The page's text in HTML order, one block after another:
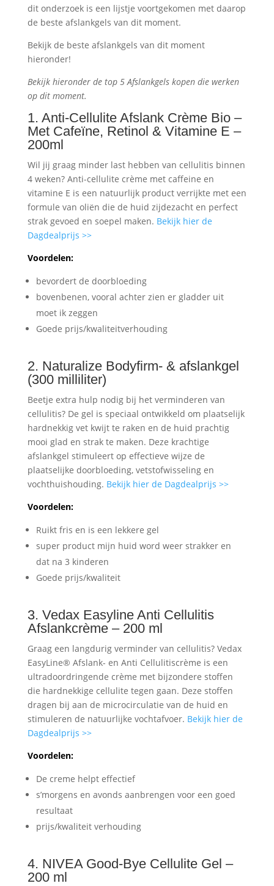
dit onderzoek is een lijstje voortgekomen met daarop
de beste afslankgels van dit moment.
Bekijk de beste afslankgels van dit moment
hieronder!
Bekijk hieronder de top 5 Afslankgels kopen die werken
op dit moment.
1. Anti-Cellulite Afslank Crème Bio –
Met Cafeïne, Retinol & Vitamine E –
200ml
Wil jij graag minder last hebben van cellulitis binnen
4 weken? Anti-cellulite crème met caffeine en
vitamine E is een natuurlijk product verrijkte met een
formule van oliën die de huid zijdezacht en perfect
strak gevoed en soepel maken. Bekijk hier de
Dagdealprijs >>
Voordelen:
bevordert de doorbloeding
bovenbenen, vooral achter zien er gladder uit
moet ik zeggen
Goede prijs/kwaliteitverhouding
2. Naturalize Bodyfirm- & afslankgel
(300 milliliter)
Beetje extra hulp nodig bij het verminderen van
cellulitis? De gel is speciaal ontwikkeld om plaatselijk
hardnekkig vet kwijt te raken en de huid prachtig
mooi glad en strak te maken. Deze krachtige
afslankgel stimuleert op effectieve wijze de
plaatselijke doorbloeding, vetstofwisseling en
vochthuishouding. Bekijk hier de Dagdealprijs >>
Voordelen:
Ruikt fris en is een lekkere gel
super product mijn huid word weer strakker en
dat na 3 kinderen
Goede prijs/kwaliteit
3. Vedax Easyline Anti Cellulitis
Afslankcrème – 200 ml
Graag een langdurig verminder van cellulitis? Vedax
EasyLine® Afslank- en Anti Cellulitiscrème is een
ultradoordringende crème met bijzondere stoffen
die hardnekkige cellulite tegen gaan. Deze stoffen
dragen bij aan de microcirculatie van de huid en
stimuleren de natuurlijke vochtafvoer. Bekijk hier de
Dagdealprijs >>
Voordelen:
De creme helpt effectief
s’morgens en avonds aanbrengen voor een goed
resultaat
prijs/kwaliteit verhouding
4. NIVEA Good-Bye Cellulite Gel –
200 ml